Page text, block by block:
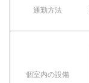
通勤方法
個室内の設備